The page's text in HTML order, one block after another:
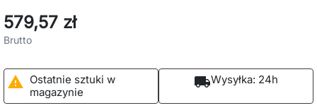
579,57 zł
Brutto

Ostatnie sztuki w
magazynie
local_shippingWysyłka: 24h